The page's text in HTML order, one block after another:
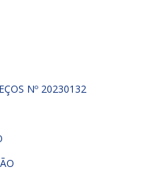
Nº 20230132